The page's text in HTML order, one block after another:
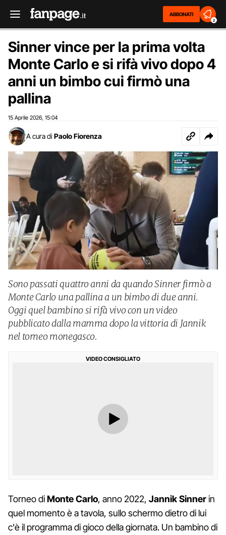
ABBONATI
2
Sinner vince per la prima volta
Monte Carlo e si rifà vivo dopo 4
anni un bimbo cui firmò una
pallina
15 Aprile 2026 15:04
A cura di Paolo Fiorenza
Sono passati quattro anni da quando Sinner firmò a
Monte Carlo una pallina a un bimbo di due anni.
Oggi quel bambino si rifà vivo con un video
pubblicato dalla mamma dopo la vittoria di Jannik
nel torneo monegasco.
VIDEO CONSIGLIATO
Torneo diMonte Carlo, anno 2022, Jannik Sinnerin
quel momento è a tavola, sullo schermo dietro di lui
c'è il programma di gioco della giornata. Un bambino di